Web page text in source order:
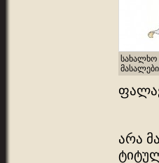
სახალხო
არა